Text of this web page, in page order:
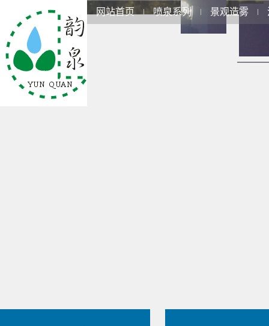
网站首页 喷泉系列 景观造雾